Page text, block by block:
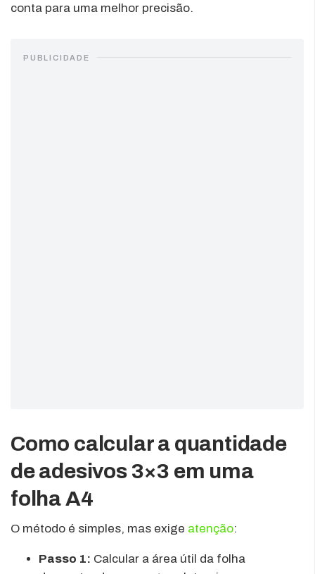
conta para uma melhor precisão.
PUBLICIDADE
Como calcular a quantidade
de adesivos 3×3 em uma
folha A4
O método é simples, mas exige atenção:
Passo 1: Calcular a área útil da folha